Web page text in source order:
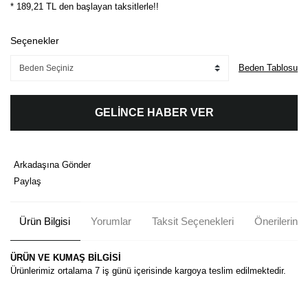
* 189,21 TL den başlayan taksitlerle!!
Seçenekler
Beden Tablosu
GELİNCE HABER VER
Arkadaşına Gönder
Paylaş
Ürün Bilgisi Yorumlar Taksit Seçenekleri Önerileriniz
ÜRÜN VE KUMAŞ BİLGİSİ
Ürünlerimiz ortalama 7 iş günü içerisinde kargoya teslim edilmektedir.